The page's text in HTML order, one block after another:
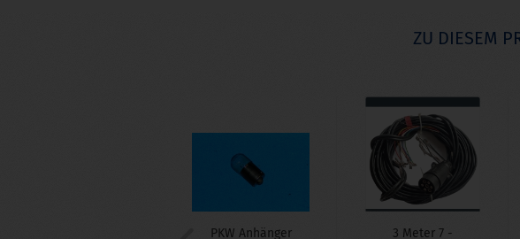
ZU DIESEM
PKW Anhänger
3 Meter 7 -